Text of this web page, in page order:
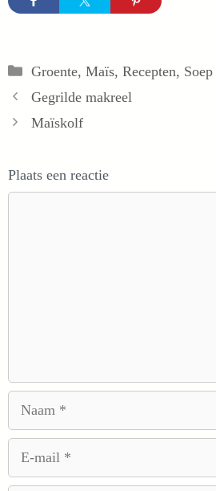
Categorieën
Groente, Maïs, Recepten, Soep
Gegrilde makreel
Maïskolf
Plaats een reactie